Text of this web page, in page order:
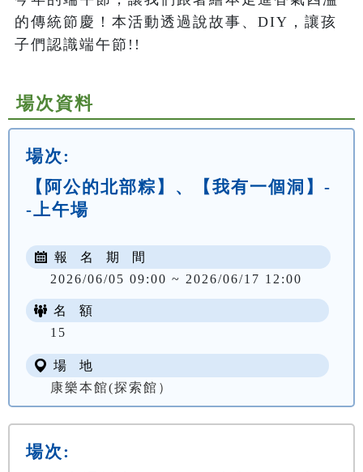
的傳統節慶！本活動透過說故事、DIY，讓孩
子們認識端午節!!
場次資料
場次:
【阿公的北部粽】、【我有一個洞】-
-上午場
報 名 期 間
2026/06/05 09:00 ~ 2026/06/17 12:00
名 額
15
場 地
康樂本館(探索館）
場次: